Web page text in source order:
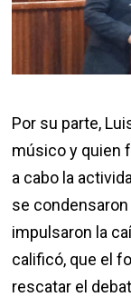
Por su parte,
músico y quien
a cabo la
se
impulsaron la
calificó, que el
rescatar el